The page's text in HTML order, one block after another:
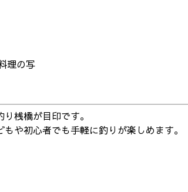
桟橋が目印です。
や初心者でも手軽に釣りが楽しめます。